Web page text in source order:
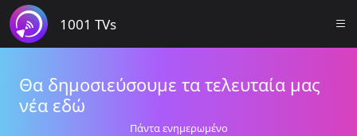
1001 TVs
Θα δημοσιεύσουμε τα τελευταία μας
νέα εδώ
Πάντα ενημερωμένο